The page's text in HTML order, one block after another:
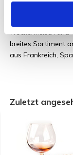
Trockenfleisch und
breites Sortiment
aus Frankreich,
Zuletzt